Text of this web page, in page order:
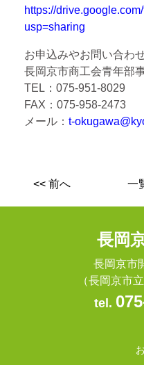
https://
usp=sharing
お申込みやお問い合わ
長岡京市商工会青年部
TEL：075-951-8029
FAX：075-958-2473
メール： t-
<< 前へ 一
長岡
長岡京市
（長岡京市
tel.